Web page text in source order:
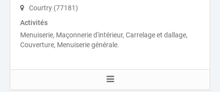
Courtry (77181)
Activités
Menuiserie, Maçonnerie d'intérieur, Carrelage et dallage,
Couverture, Menuiserie générale.